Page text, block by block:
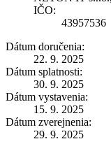
IČO:
43957536
Dátum doručenia:
22. 9. 2025
Dátum splatnosti:
30. 9. 2025
Dátum vystavenia:
15. 9. 2025
Dátum zverejnenia:
29. 9. 2025